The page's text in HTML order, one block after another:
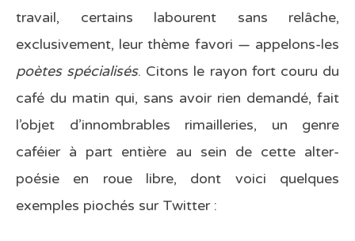
travail, certains labourent sans relâche,
exclusivement, leur thème favori — appelons-les
poètes spécialisés. Citons le rayon fort couru du
café du matin qui, sans avoir rien demandé, fait
l’objet d’innombrables rimailleries, un genre
caféier à part entière au sein de cette alter-
poésie en roue libre, dont voici quelques
exemples piochés sur Twitter :